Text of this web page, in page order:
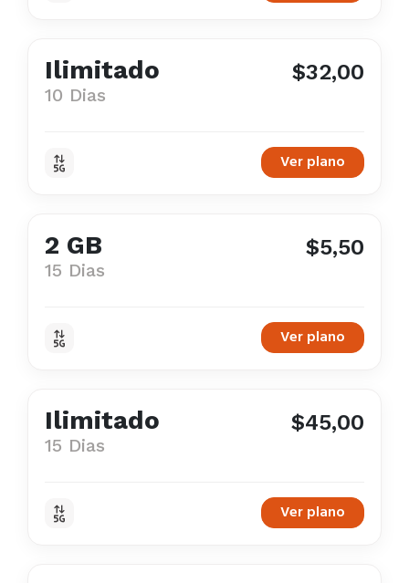
Ilimitado
10 Dias
$32,00
Ver plano
2 GB
15 Dias
$5,50
Ver plano
Ilimitado
15 Dias
$45,00
Ver plano